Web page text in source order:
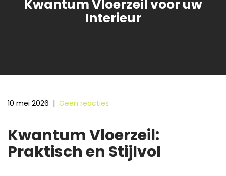
Kwantum Vloerzeil voor uw
Interieur
10 mei 2026 | Geen reacties
Kwantum Vloerzeil:
Praktisch en Stijlvol